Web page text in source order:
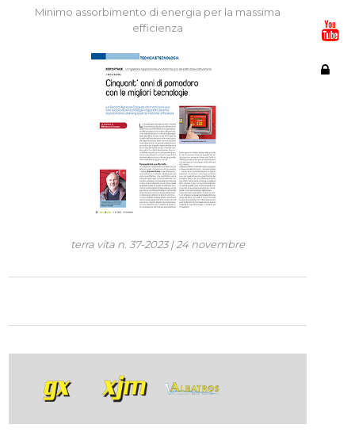
Minimo assorbimento di energia per la massima
efficienza
terra vita n. 37-2023 | 24 novembre